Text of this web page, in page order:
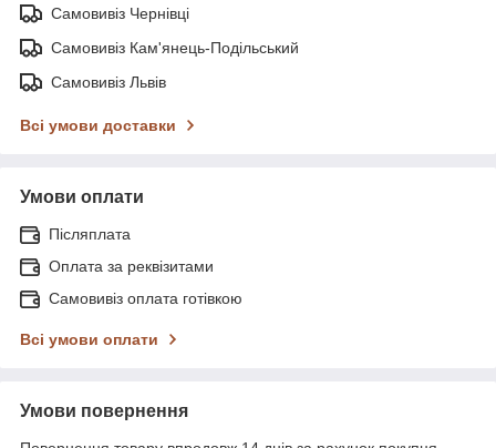
Самовивіз Чернівці
Самовивіз Кам'янець-Подільський
Самовивіз Львів
Всі умови доставки
Умови оплати
Післяплата
Оплата за реквізитами
Самовивіз оплата готівкою
Всі умови оплати
Умови повернення